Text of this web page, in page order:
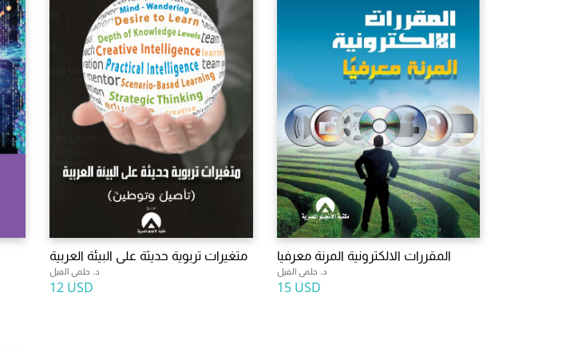
متغيرات تربوية حديثة على البيئة العربية
د. حلمى الفيل
12 USD
المقررات الالكترونية المرنة معرفيا
د. حلمى الفيل
15 USD